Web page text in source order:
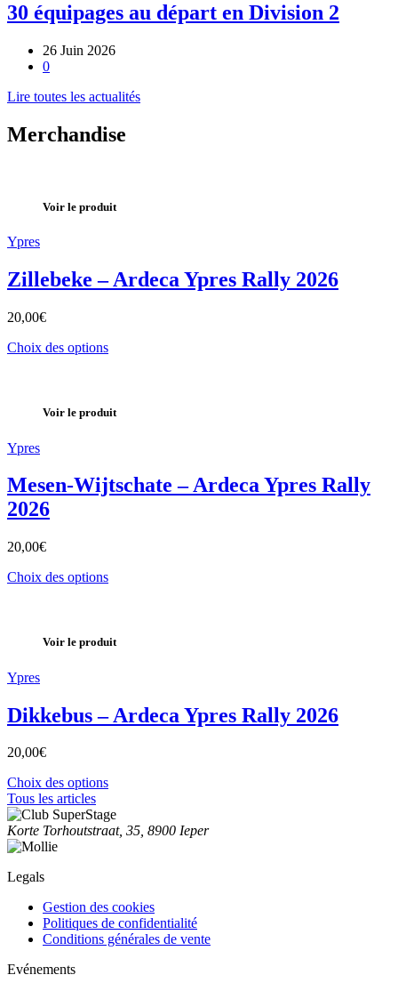
30 équipages au départ en Division 2
26 Juin 2026
0
Lire toutes les actualités
Merchandise
Voir le produit
Ypres
Zillebeke – Ardeca Ypres Rally 2026
20,00€
Choix des options
Voir le produit
Ypres
Mesen-Wijtschate – Ardeca Ypres Rally
2026
20,00€
Choix des options
Voir le produit
Ypres
Dikkebus – Ardeca Ypres Rally 2026
20,00€
Choix des options
Tous les articles
Korte Torhoutstraat, 35, 8900 Ieper
Legals
Gestion des cookies
Politiques de confidentialité
Conditions générales de vente
Evénements